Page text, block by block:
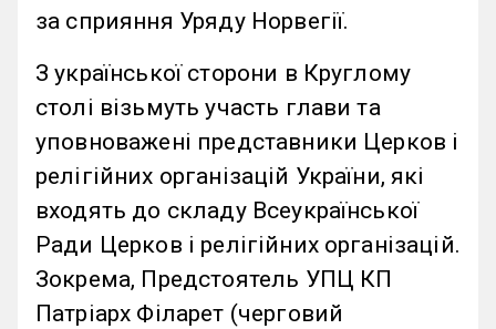
за сприяння Уряду Норвегії.
З української сторони в Круглому
столі візьмуть участь глави та
уповноважені представники Церков і
релігійних організацій України, які
входять до складу Всеукраїнської
Ради Церков і релігійних організацій.
Зокрема, Предстоятель УПЦ КП
Патріарх Філарет (черговий